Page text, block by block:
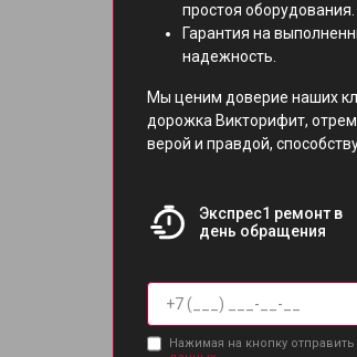
простоя оборудования.
Гарантия на
надежность.
Мы ценим доверие наших
дорожка Викторифит,
верой и правдой,
Экспрес1 ремонт в
день обращения
Нажимая на кнопку